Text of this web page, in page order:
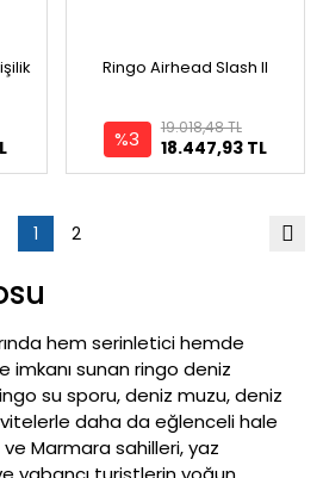
Ringo Airhead Slash II
%3 18.447,93 TL
19.018,48 TL
1 2
hem serinletici hemde
imkanı sunan ringo deniz
su sporu, deniz muzu, deniz
daha da eğlenceli hale
Marmara sahilleri, yaz